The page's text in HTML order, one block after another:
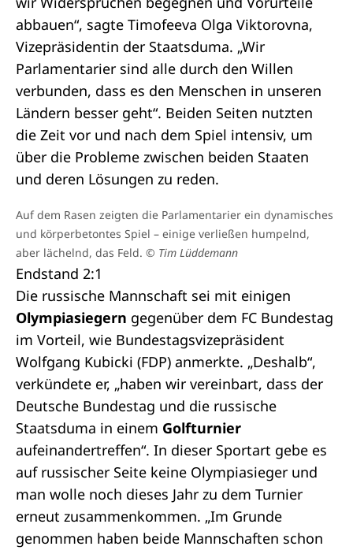
abbauen“, sagte Timofeeva Olga Viktorovna,
Vizepräsidentin der Staatsduma. „Wir
Parlamentarier sind alle durch den Willen
verbunden, dass es den Menschen in unseren
Ländern besser geht“. Beiden Seiten nutzten
die Zeit vor und nach dem Spiel intensiv, um
über die Probleme zwischen beiden Staaten
und deren Lösungen zu reden.
Auf dem Rasen zeigten die Parlamentarier ein dynamisches
und körperbetontes Spiel – einige verließen humpelnd,
aber lächelnd, das Feld. © Tim Lüddemann
Endstand 2:1
Die russische Mannschaft sei mit einigen
Olympiasiegern gegenüber dem FC Bundestag
im Vorteil, wie Bundestagsvizepräsident
Wolfgang Kubicki (FDP) anmerkte. „Deshalb“,
verkündete er, „haben wir vereinbart, dass der
Deutsche Bundestag und die russische
Staatsduma in einem Golfturnier
aufeinandertreffen“. In dieser Sportart gebe es
auf russischer Seite keine Olympiasieger und
man wolle noch dieses Jahr zu dem Turnier
erneut zusammenkommen. „Im Grunde
genommen haben beide Mannschaften schon